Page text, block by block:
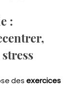
:
des exercices